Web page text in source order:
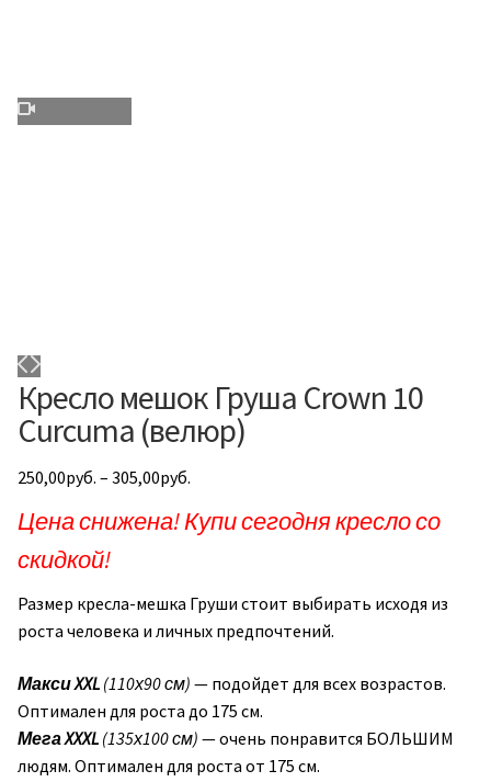
Кресло мешок Груша Crown 10
Curcuma (велюр)
250,00руб. – 305,00руб.
Цена снижена! Купи сегодня кресло со
скидкой!
Размер кресла-мешка Груши стоит выбирать исходя из
роста человека и личных предпочтений.
МаксиXXL (110х90 см) — подойдет для всех возрастов.
Оптимален для роста до 175 см.
Мега XXXL (135х100 см) — очень понравится БОЛЬШИМ
людям. Оптимален для роста от 175 см.